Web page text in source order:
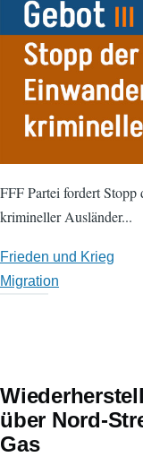
FFF Partei fordert
krimineller Ausländer...
Frieden und Krieg
Migration
über Nord-
Gas